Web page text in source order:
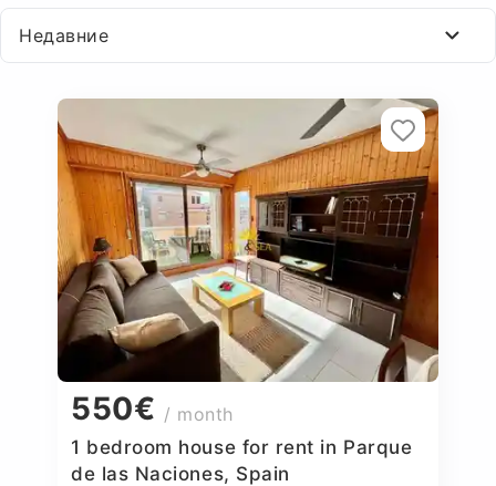
Недавние
550€ / month
1 bedroom house for rent in Parque
de las Naciones, Spain